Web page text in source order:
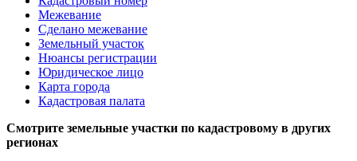
Межевание
Сделано межевание
Земельный участок
Нюансы регистрации
Юридическое лицо
Карта города
Кадастровая палата
Смотрите земельные участки по кадастровому в других
регионах